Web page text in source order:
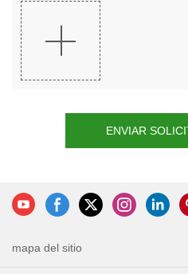
ENVIAR
mapa del sitio